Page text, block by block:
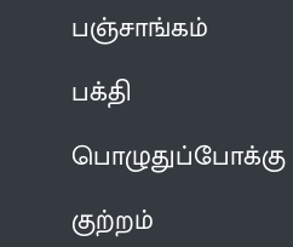
பஞ்சாங்கம்
பக்தி
பொழுதுப்போக்கு
குற்றம்